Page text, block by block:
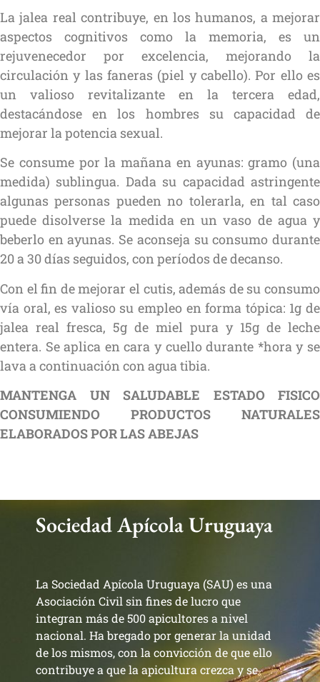
La jalea real contribuye, en los humanos, a mejorar
aspectos cognitivos como la memoria, es un
rejuvenecedor por excelencia, mejorando la
circulación y las faneras (piel y cabello). Por ello es
un valioso revitalizante en la tercera edad,
destacándose en los hombres su capacidad de
mejorar la potencia sexual.
Se consume por la mañana en ayunas: gramo (una
medida) sublingua. Dada su capacidad astringente
algunas personas pueden no tolerarla, en tal caso
puede disolverse la medida en un vaso de agua y
beberlo en ayunas. Se aconseja su consumo durante
20 a 30 días seguidos, con períodos de decanso.
Con el fin de mejorar el cutis, además de su consumo
vía oral, es valioso su empleo en forma tópica: 1g de
jalea real fresca, 5g de miel pura y 15g de leche
entera. Se aplica en cara y cuello durante *hora y se
lava a continuación con agua tibia.
MANTENGA UN SALUDABLE ESTADO FISICO
CONSUMIENDO PRODUCTOS NATURALES
ELABORADOS POR LAS ABEJAS
Sociedad Apícola Uruguaya
La Sociedad Apícola Uruguaya (SAU) es una
Asociación Civil sin fines de lucro que
integran más de 500 apicultores a nivel
nacional. Ha bregado por generar la unidad
de los mismos, con la convicción de que ello
contribuye a que la apicultura crezca y se